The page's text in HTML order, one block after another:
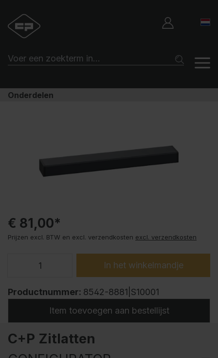
Onderdelen
€ 81,00*
Prijzen excl. BTW en excl. verzendkosten excl. verzendkosten
In het winkelmandje
Productnummer: 8542-8881|S10001
Item toevoegen aan bestellijst
C+P Zitlatten